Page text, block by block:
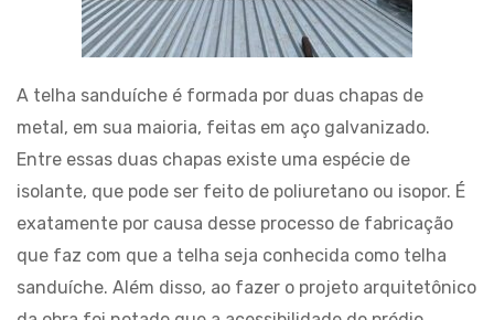
A telha sanduíche é formada por duas chapas de
metal, em sua maioria, feitas em aço galvanizado.
Entre essas duas chapas existe uma espécie de
isolante, que pode ser feito de poliuretano ou isopor. É
exatamente por causa desse processo de fabricação
que faz com que a telha seja conhecida como telha
sanduíche. Além disso, ao fazer o projeto arquitetônico